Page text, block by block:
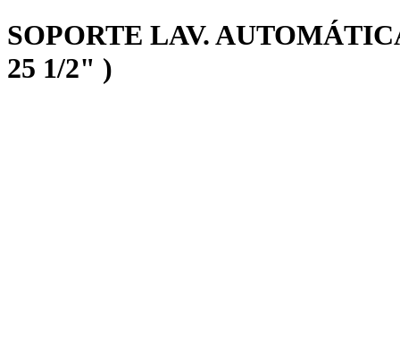
SOPORTE LAV.
25 1/2" )